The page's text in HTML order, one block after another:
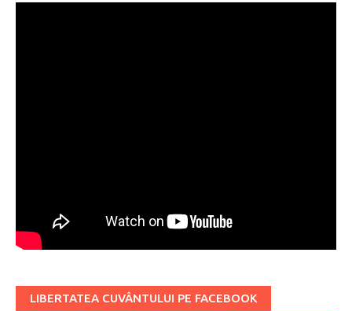
LIBERTATEA CUVÂNTULUI PE FACEBOOK